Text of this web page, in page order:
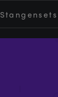
Stangensets